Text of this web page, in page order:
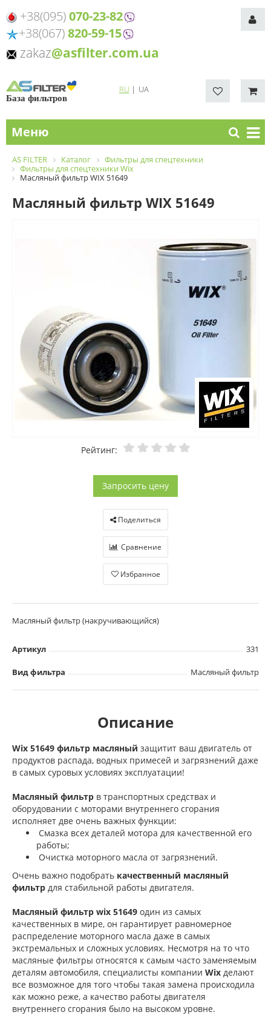
+38(095)070-23-82
+38(067)820-59-15
zakaz@asfilter.com.ua
База фильтров
RU| UA
Меню
AS FILTER Каталог
Фильтры для спецтехники
Фильтры для спецтехники Wix
Масляный фильтр WIX 51649
Масляный фильтр WIX 51649
Рейтинг:
Запросить цену
Поделиться
Сравнение
Избранное
Масляный фильтр (накручивающийся)
Артикул 331
Вид фильтра Масляный фильтр
Описание
Wix 51649 фильтр масляный защитит ваш двигатель от
продуктов распада, водных примесей и загрязнений даже
в самых суровых условиях эксплуатации!
Масляный фильтр в транспортных средствах и
оборудовании с моторами внутреннего сгорания
исполняет две очень важных функции:
Смазка всех деталей мотора для качественной его
работы;
Очистка моторного масла от загрязнений.
Очень важно подобрать качественный масляный
фильтр для стабильной работы двигателя.
Масляный фильтр wix 51649 один из самых
качественных в мире, он гарантирует равномерное
распределение моторного масла даже в самых
экстремальных и сложных условиях. Несмотря на то что
масляные фильтры относятся к самым часто заменяемым
деталям автомобиля, специалисты компании Wix делают
все возможное для того чтобы такая замена происходила
как можно реже, а качество работы двигателя
внутреннего сгорания было на высоком уровне.